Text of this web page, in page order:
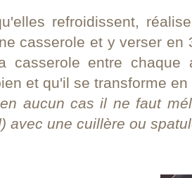
refroidissent,
casserole et y verser
casserole entre
et qu'il se transforme
aucun cas il ne faut
avec une cuillère ou